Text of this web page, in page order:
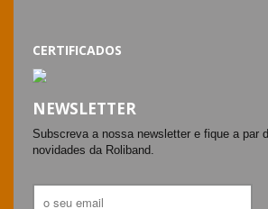
CERTIFICADOS
NEWSLETTER
Subscreva a nossa newsletter e fique a par
novidades da Roliband.